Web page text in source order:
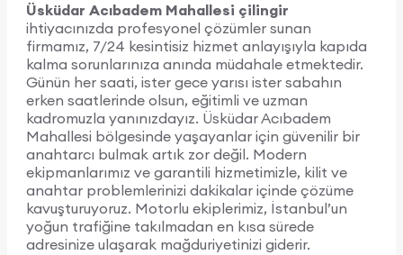
Üsküdar Acıbadem Mahallesi çilingir
ihtiyacınızda profesyonel çözümler sunan
firmamız, 7/24 kesintisiz hizmet anlayışıyla kapıda
kalma sorunlarınıza anında müdahale etmektedir.
Günün her saati, ister gece yarısı ister sabahın
erken saatlerinde olsun, eğitimli ve uzman
kadromuzla yanınızdayız. Üsküdar Acıbadem
Mahallesi bölgesinde yaşayanlar için güvenilir bir
anahtarcı bulmak artık zor değil. Modern
ekipmanlarımız ve garantili hizmetimizle, kilit ve
anahtar problemlerinizi dakikalar içinde çözüme
kavuşturuyoruz. Motorlu ekiplerimiz, İstanbul’un
yoğun trafiğine takılmadan en kısa sürede
adresinize ulaşarak mağduriyetinizi giderir.